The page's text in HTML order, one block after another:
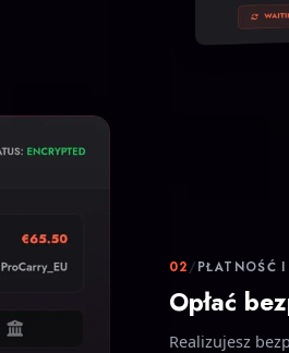
02/PŁATNOŚĆ
Opłać
Realizujesz